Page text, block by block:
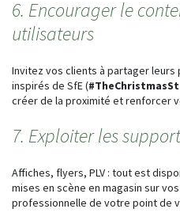
6. Encourager le
utilisateurs
Invitez vos clients à partager leurs
inspirés de SfE (
créer de la proximité et renforcer
7. Exploiter les
Affiches, flyers, PLV : tout est
mises en scène en magasin sur
professionnelle de votre point de